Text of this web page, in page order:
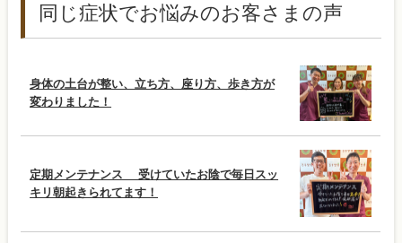
同じ症状でお悩みのお客さまの声
身体の土台が整い、立ち方、座り方、歩き方が
変わりました！
定期メンテナンス 受けていたお陰で毎日スッ
キリ朝起きられてます！